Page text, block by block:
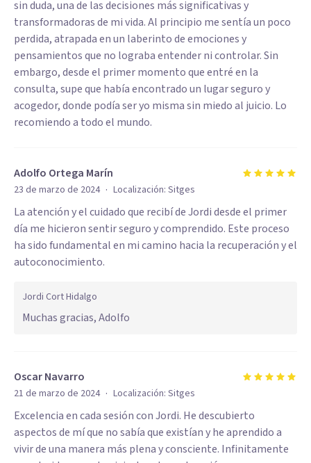
sin duda, una de las decisiones más significativas y
transformadoras de mi vida. Al principio me sentía un poco
perdida, atrapada en un laberinto de emociones y
pensamientos que no lograba entender ni controlar. Sin
embargo, desde el primer momento que entré en la
consulta, supe que había encontrado un lugar seguro y
acogedor, donde podía ser yo misma sin miedo al juicio. Lo
recomiendo a todo el mundo.
Adolfo Ortega Marín
23 de marzo de 2024 · Localización: Sitges
La atención y el cuidado que recibí de Jordi desde el primer
día me hicieron sentir seguro y comprendido. Este proceso
ha sido fundamental en mi camino hacia la recuperación y el
autoconocimiento.
Jordi Cort Hidalgo
Muchas gracias, Adolfo
Oscar Navarro
21 de marzo de 2024 · Localización: Sitges
Excelencia en cada sesión con Jordi. He descubierto
aspectos de mí que no sabía que existían y he aprendido a
vivir de una manera más plena y consciente. Infinitamente